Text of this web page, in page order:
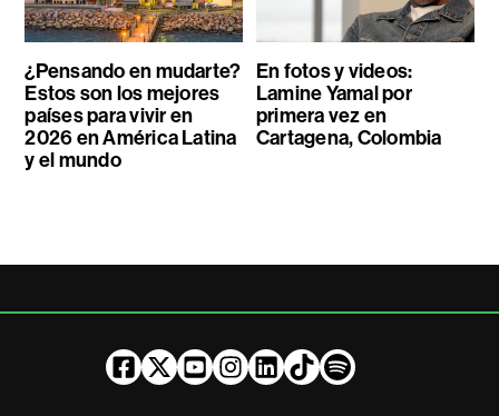
¿Pensando en mudarte?
Estos son los mejores
países para vivir en
2026 en América Latina
y el mundo
En fotos y videos:
Lamine Yamal por
primera vez en
Cartagena, Colombia